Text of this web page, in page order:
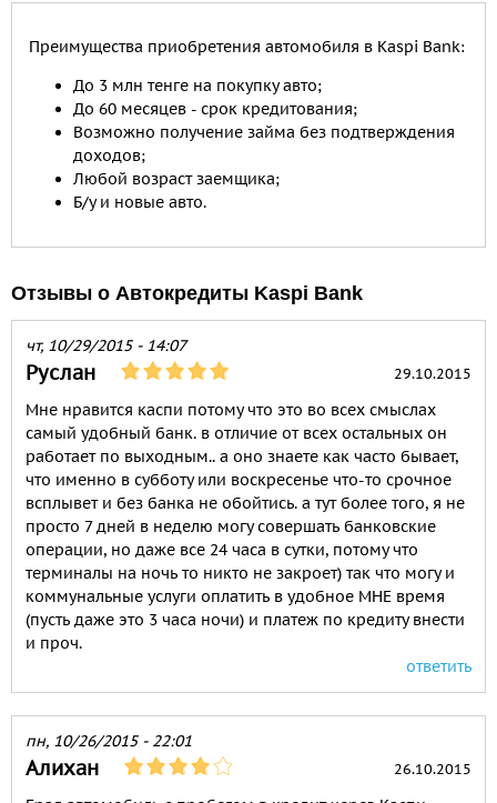
Преимущества приобретения автомобиля в Kaspi Bank:
До 3 млн тенге на покупку авто;
До 60 месяцев - срок кредитования;
Возможно получение займа без подтверждения
доходов;
Любой возраст заемщика;
Б/у и новые авто.
Отзывы о Автокредиты Kaspi Bank
чт, 10/29/2015 - 14:07
Руслан 29.10.2015
Мне нравится каспи потому что это во всех смыслах
самый удобный банк. в отличие от всех остальных он
работает по выходным.. а оно знаете как часто бывает,
что именно в субботу или воскресенье что-то срочное
всплывет и без банка не обойтись. а тут более того, я не
просто 7 дней в неделю могу совершать банковские
операции, но даже все 24 часа в сутки, потому что
терминалы на ночь то никто не закроет) так что могу и
коммунальные услуги оплатить в удобное МНЕ время
(пусть даже это 3 часа ночи) и платеж по кредиту внести
и проч.
ответить
пн, 10/26/2015 - 22:01
Алихан 26.10.2015